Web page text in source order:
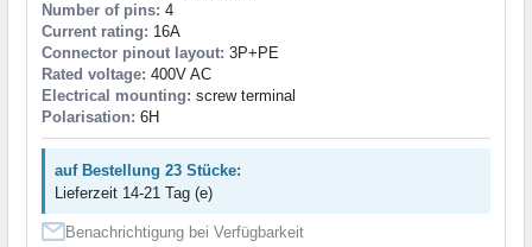
Number of pins: 4
Current rating: 16A
Connector pinout layout: 3P+PE
Rated voltage: 400V AC
Electrical mounting: screw terminal
Polarisation: 6H
auf Bestellung 23 Stücke:
Lieferzeit 14-21 Tag (e)
Benachrichtigung bei Verfügbarkeit